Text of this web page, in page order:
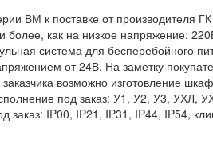
ВМ к поставке от производителя
как на низкое напряжение:
система для бесперебойного
от 24В. На заметку
возможно изготовление
под заказ: У1, У2, У3,
IP00, IP21, IP31, IP44, IP54,